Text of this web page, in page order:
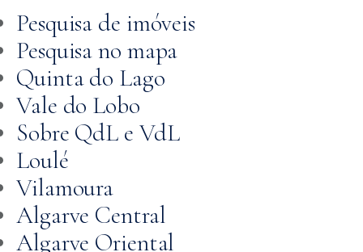
Pesquisa de imóveis
Pesquisa no mapa
Quinta do Lago
Vale do Lobo
Sobre QdL e VdL
Loulé
Vilamoura
Algarve Central
Algarve Oriental